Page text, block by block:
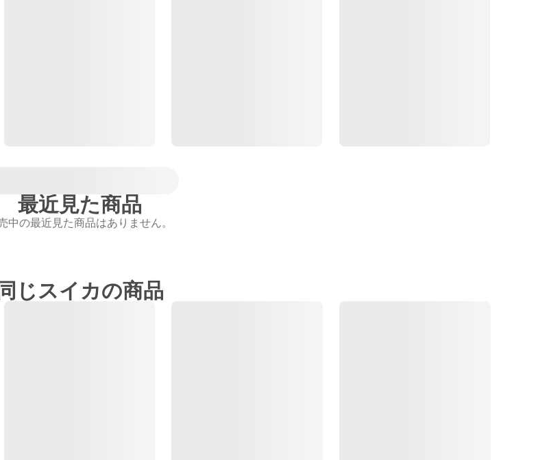
最近見た商品
中の最近見た商品はありません。
同じスイカの商品